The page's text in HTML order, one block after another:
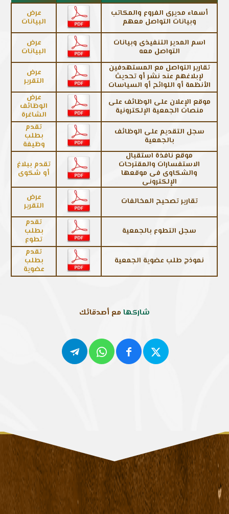
أسماء مديرى الفروع والمكاتب
وبيانات التواصل معهم
عرض
البيانات
اسم المدير التنفيذى وبيانات
التواصل معه
عرض
البيانات
تقارير التواصل مع المستهدفين
لإبلاغهم عند نشر أو تحديث
الأنظمة أو اللوائح أو السياسات
عرض
التقرير
موقع الإعلان على الوظائف على
منصات الجمعية الإلكترونية
عرض
الوظائف
الشاغرة
سجل التقديم على الوظائف
بالجمعية
تقدم
بطلب
وظيفة
موقع نافذة استقبال
الاستفسارات والمقترحات
والشكاوى فى موقعها
الإلكترونى
تقدم ببلاغ
أو شكوى
تقارير تصحيح المخالفات عرض
التقرير
سجل التطوع بالجمعية
تقدم
بطلب
تطوع
نموذج طلب عضوية الجمعية
تقدم
بطلب
عضوية
شاركها مع أصدقائك